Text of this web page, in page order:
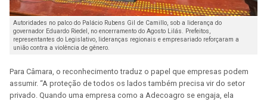
Autoridades no palco do Palácio Rubens Gil de Camillo, sob a liderança do
governador Eduardo Riedel, no encerramento do Agosto Lilás. Prefeitos,
representantes do Legislativo, lideranças regionais e empresariado reforçaram a
união contra a violência de gênero.
Para Câmara, o reconhecimento traduz o papel que empresas podem
assumir. “A proteção de todos os lados também precisa vir do setor
privado. Quando uma empresa como a Adecoagro se engaja, ela